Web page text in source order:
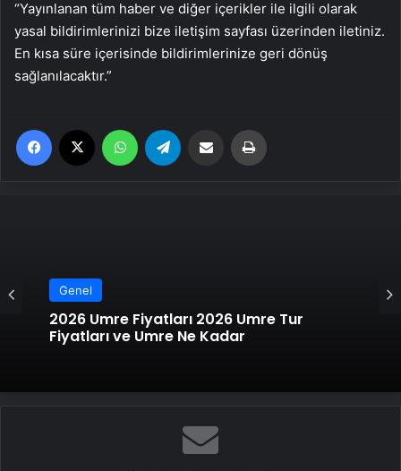
“Yayınlanan tüm haber ve diğer içerikler ile ilgili olarak
yasal bildirimlerinizi bize iletişim sayfası üzerinden iletiniz.
En kısa süre içerisinde bildirimlerinize geri dönüş
sağlanılacaktır.”
Facebook WhatsApp Email'den paylaş
Genel
2026 Umre Fiyatları 2026 Umre Tur
Fiyatları ve Umre Ne Kadar